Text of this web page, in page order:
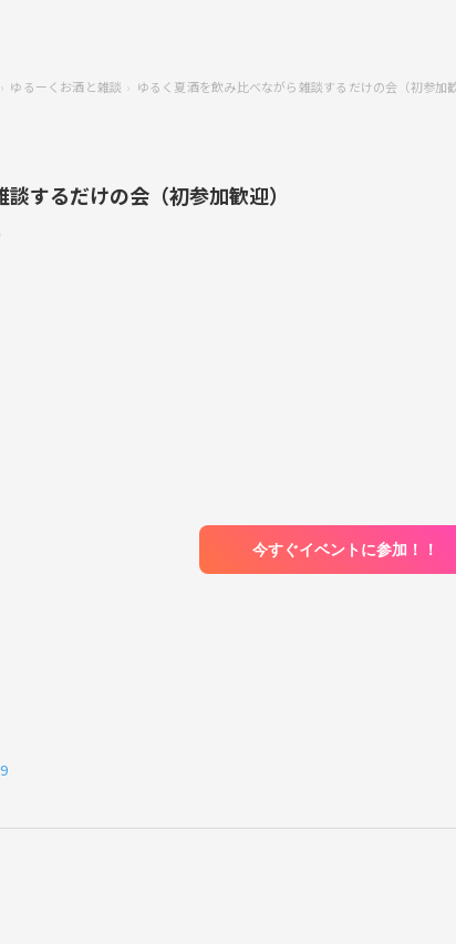
ゆるーくお酒と雑談 ゆるく夏酒を飲み比べながら雑談するだけの会（初参加
するだけの会（初参加歓迎）
今すぐイベントに参加！！